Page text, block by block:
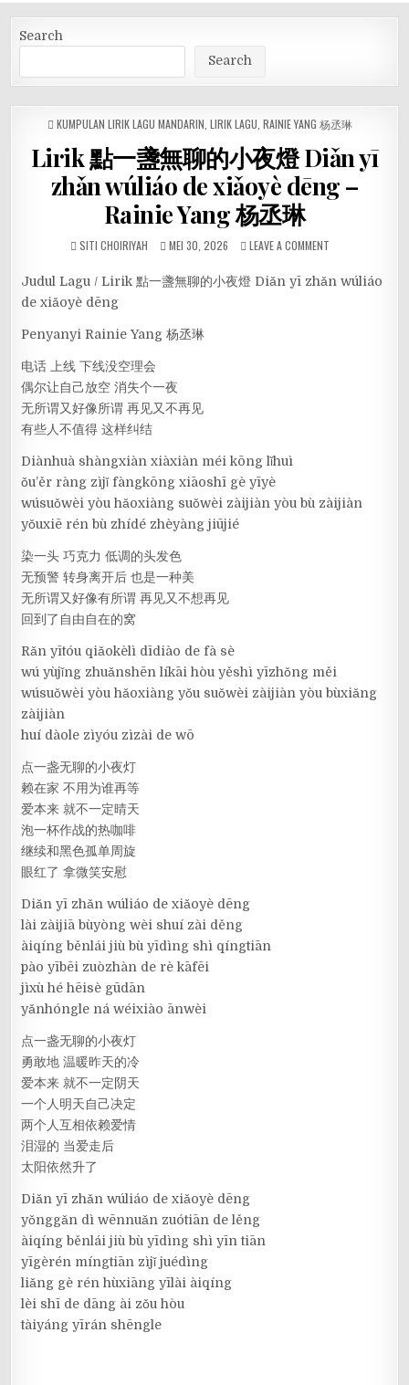
Search
Search
POSTED
KUMPULAN LIRIK LAGU MANDARIN LIRIK LAGU RAINIE YANG 杨丞琳
Lirik 點一盞無聊的小夜燈 Diǎn yī
zhǎn wúliáo de xiǎoyè dēng –
Rainie Yang 杨丞琳
SITI CHOIRIYAH MEI 30, 2026 LEAVE A COMMENT
Judul Lagu / Lirik 點一盞無聊的小夜燈 Diǎn yī zhǎn wúliáo
de xiǎoyè dēng
Penyanyi Rainie Yang 杨丞琳
电话 上线 下线没空理会
偶尔让自己放空 消失个一夜
无所谓又好像所谓 再见又不再见
有些人不值得 这样纠结
Diànhuà shàngxiàn xiàxiàn méi kōng lǐhuì
ǒu’ěr ràng zìjǐ fàngkōng xiāoshī gè yīyè
wúsuǒwèi yòu hǎoxiàng suǒwèi zàijiàn yòu bù zàijiàn
yǒuxiē rén bù zhídé zhèyàng jiūjié
染一头 巧克力 低调的头发色
无预警 转身离开后 也是一种美
无所谓又好像有所谓 再见又不想再见
回到了自由自在的窝
Rǎn yītóu qiǎokèlì dīdiào de fà sè
wú yùjǐng zhuǎnshēn líkāi hòu yěshì yīzhǒng měi
wúsuǒwèi yòu hǎoxiàng yǒu suǒwèi zàijiàn yòu bùxiǎng
zàijiàn
huí dàole zìyóu zìzài de wō
点一盏无聊的小夜灯
赖在家 不用为谁再等
爱本来 就不一定晴天
泡一杯作战的热咖啡
继续和黑色孤单周旋
眼红了 拿微笑安慰
Diǎn yī zhǎn wúliáo de xiǎoyè dēng
lài zàijiā bùyòng wèi shuí zài děng
àiqíng běnlái jiù bù yīdìng shì qíngtiān
pào yībēi zuòzhàn de rè kāfēi
jìxù hé hēisè gūdān
yǎnhóngle ná wéixiào ānwèi
点一盏无聊的小夜灯
勇敢地 温暖昨天的冷
爱本来 就不一定阴天
一个人明天自己决定
两个人互相依赖爱情
泪湿的 当爱走后
太阳依然升了
Diǎn yī zhǎn wúliáo de xiǎoyè dēng
yǒnggǎn dì wēnnuǎn zuótiān de lěng
àiqíng běnlái jiù bù yīdìng shì yīn tiān
yīgèrén míngtiān zìjǐ juédìng
liǎng gè rén hùxiāng yīlài àiqíng
lèi shī de dāng ài zǒu hòu
tàiyáng yīrán shēngle